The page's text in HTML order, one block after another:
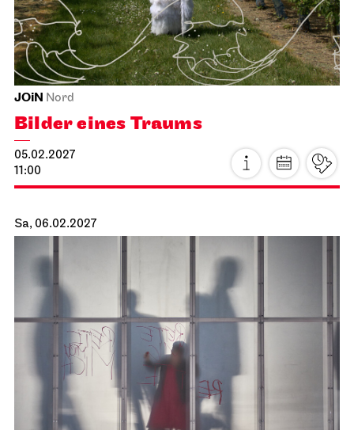
JOiN Nord
Bilder eines Traums
05.02.2027
11:00
Sa, 06.02.2027